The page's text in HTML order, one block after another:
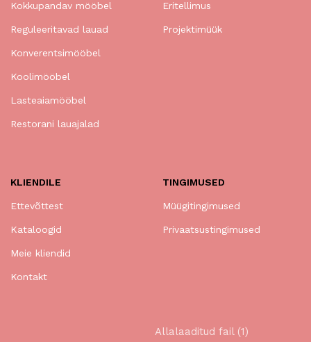
Kokkupandav mööbel
Reguleeritavad lauad
Konverentsimööbel
Koolimööbel
Lasteaiamööbel
Restorani lauajalad
Eritellimus
Projektimüük
KLIENDILE
Ettevõttest
Kataloogid
Meie kliendid
Kontakt
TINGIMUSED
Müügitingimused
Privaatsustingimused
Allalaaditud fail (1)